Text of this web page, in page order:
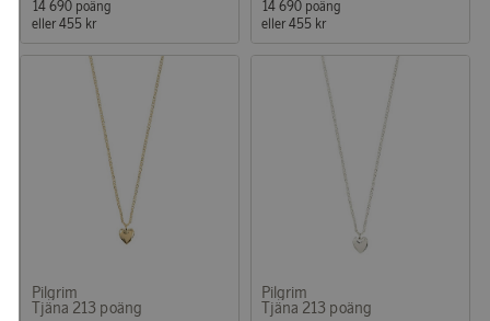
14 690 poäng
eller 455 kr
14 690 poäng
eller 455 kr
Pilgrim
Tjäna 213 poäng
Pilgrim
Tjäna 213 poäng